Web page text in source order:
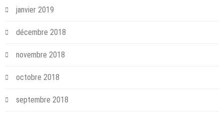
janvier 2019
décembre 2018
novembre 2018
octobre 2018
septembre 2018